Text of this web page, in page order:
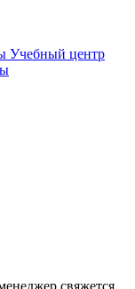
Учебный центр
свяжется